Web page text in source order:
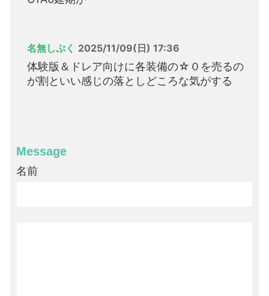
名無しぷく 2025/11/09(日) 17:36
体験版＆ドレア向けに各装備の☆０を売るの
が割といい感じの落としどころな気がする
Message
名前